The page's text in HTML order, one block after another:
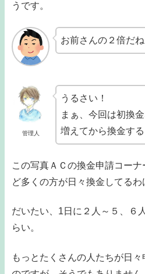
うです。
お前さんの２倍だね
管理人
うるさい！
まぁ、今回は初換
増えてから換金す
この写真ＡＣの換金申請コー
ど多くの方が日々換金してるわ
だいたい、1日に２人～５、６
らい。
もっとたくさんの人たちが日